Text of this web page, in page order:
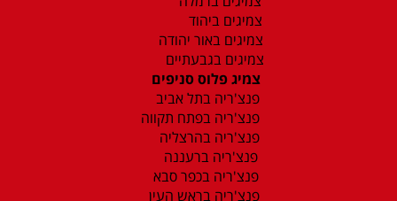
צמיגים ביהוד
צמיגים באור יהודה
צמיגים בגבעתיים
צמיג פלוס סניפים
פנצ'ריה בתל אביב
פנצ'ריה בפתח תקווה
פנצ'ריה בהרצליה
פנצ'ריה ברעננה
פנצ'ריה בכפר סבא
פנצ'ריה בראש העין